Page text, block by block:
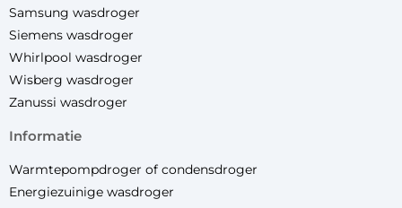
Samsung wasdroger
Siemens wasdroger
Whirlpool wasdroger
Wisberg wasdroger
Zanussi wasdroger
informatie
Warmtepompdroger of condensdroger
Energiezuinige wasdroger